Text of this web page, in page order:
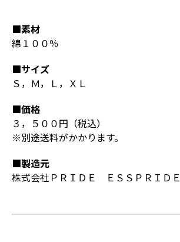
■素材
綿１００％
■サイズ
Ｓ，Ｍ，Ｌ，ＸＬ
■価格
３，５００円（税込）
※別途送料がかかります。
■製造元
株式会社ＰＲＩＤＥ ＥＳＳＰＲＩＤＥ